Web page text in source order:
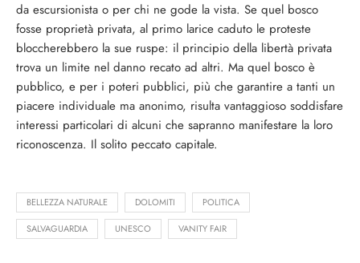
da escursionista o per chi ne gode la vista. Se quel bosco
fosse proprietà privata, al primo larice caduto le proteste
bloccherebbero la sue ruspe: il principio della libertà privata
trova un limite nel danno recato ad altri. Ma quel bosco è
pubblico, e per i poteri pubblici, più che garantire a tanti un
piacere individuale ma anonimo, risulta vantaggioso soddisfare
interessi particolari di alcuni che sapranno manifestare la loro
riconoscenza. Il solito peccato capitale.
BELLEZZA NATURALE DOLOMITI POLITICA
SALVAGUARDIA UNESCO VANITY FAIR